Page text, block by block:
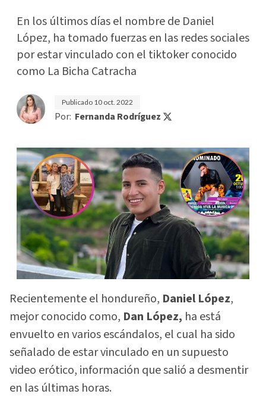
En los últimos días el nombre de Daniel
López, ha tomado fuerzas en las redes sociales
por estar vinculado con el tiktoker conocido
como La Bicha Catracha
Publicado 10 oct. 2022
Por: Fernanda Rodríguez
Recientemente el hondureño, Daniel López,
mejor conocido como, Dan López, ha está
envuelto en varios escándalos, el cual ha sido
señalado de estar vinculado en un supuesto
video erótico, información que salió a desmentir
en las últimas horas.